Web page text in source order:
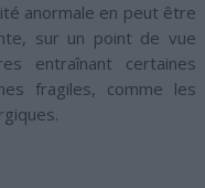
anormale en peut être
sur un point de vue
entraînant certaines
fragiles, comme les